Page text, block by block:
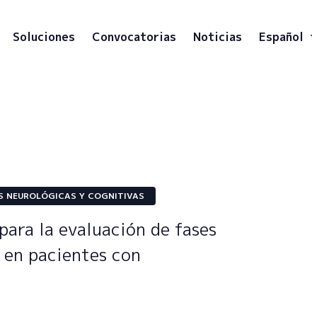
Soluciones Convocatorias Noticias Español
NEUROLÓGICAS Y COGNITIVAS
la evaluación de fases
pacientes con